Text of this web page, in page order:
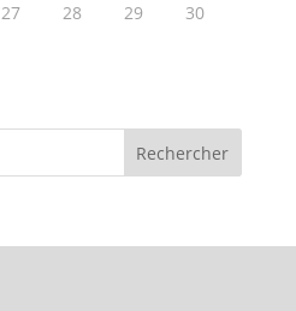
27 28 29
30